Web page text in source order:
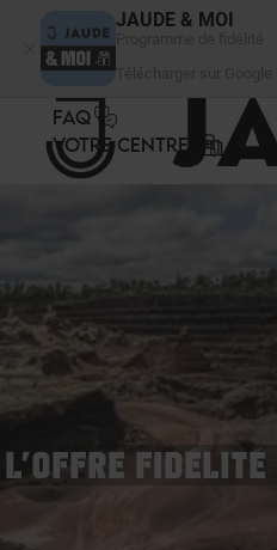
JAUDE & MOI
FAQ
VOTRE CENTRE
L'OFFRE
Panneau de gestion des cookies